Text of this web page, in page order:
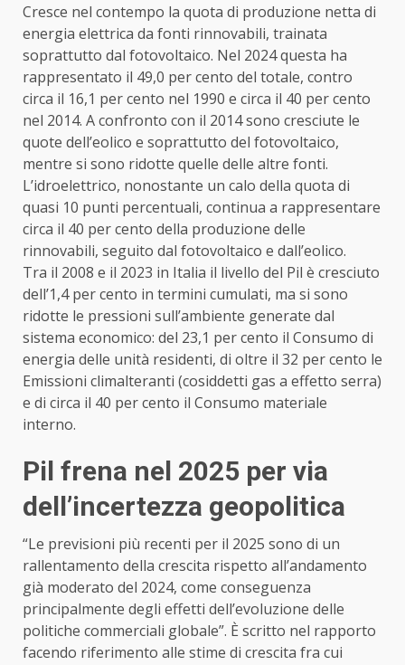
Cresce nel contempo la quota di produzione netta di
energia elettrica da fonti rinnovabili, trainata
soprattutto dal fotovoltaico. Nel 2024 questa ha
rappresentato il 49,0 per cento del totale, contro
circa il 16,1 per cento nel 1990 e circa il 40 per cento
nel 2014. A confronto con il 2014 sono cresciute le
quote dell’eolico e soprattutto del fotovoltaico,
mentre si sono ridotte quelle delle altre fonti.
L’idroelettrico, nonostante un calo della quota di
quasi 10 punti percentuali, continua a rappresentare
circa il 40 per cento della produzione delle
rinnovabili, seguito dal fotovoltaico e dall’eolico.
Tra il 2008 e il 2023 in Italia il livello del Pil è cresciuto
dell’1,4 per cento in termini cumulati, ma si sono
ridotte le pressioni sull’ambiente generate dal
sistema economico: del 23,1 per cento il Consumo di
energia delle unità residenti, di oltre il 32 per cento le
Emissioni climalteranti (cosiddetti gas a effetto serra)
e di circa il 40 per cento il Consumo materiale
interno.
Pil frena nel 2025 per via
dell’incertezza geopolitica
“Le previsioni più recenti per il 2025 sono di un
rallentamento della crescita rispetto all’andamento
già moderato del 2024, come conseguenza
principalmente degli effetti dell’evoluzione delle
politiche commerciali globale”. È scritto nel rapporto
facendo riferimento alle stime di crescita fra cui